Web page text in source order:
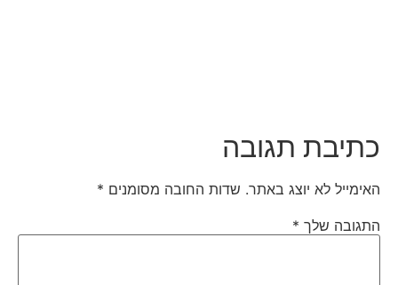
כתיבת תגובה
האימייל לא יוצג באתר. שדות החובה מסומנים*
התגובה שלך*